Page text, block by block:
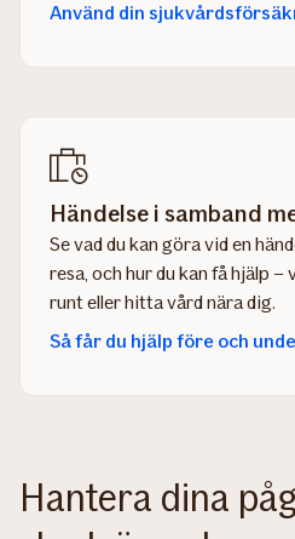
Använd din
Händelse i samband
Se vad du kan göra vid en
resa, och hur du kan få hjälp
runt eller hitta vård nära dig.
Så får du hjälp före och
Hantera dina